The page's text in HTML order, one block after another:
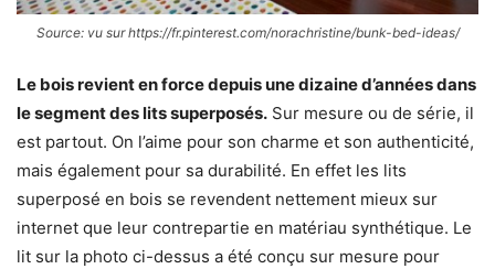
Source: vu sur https://fr.pinterest.com/norachristine/bunk-bed-ideas/
Le bois revient en force depuis une dizaine d’années dans
le segment des lits superposés. Sur mesure ou de série, il
est partout. On l’aime pour son charme et son authenticité,
mais également pour sa durabilité. En effet les lits
superposé en bois se revendent nettement mieux sur
internet que leur contrepartie en matériau synthétique. Le
lit sur la photo ci-dessus a été conçu sur mesure pour